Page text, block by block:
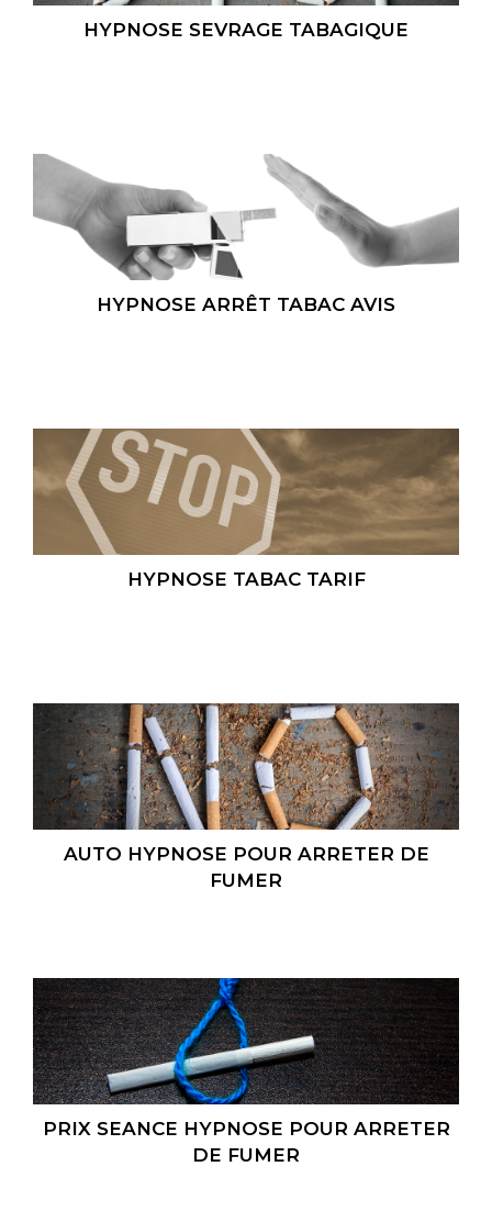
HYPNOSE SEVRAGE TABAGIQUE
HYPNOSE ARRÊT TABAC AVIS
HYPNOSE TABAC TARIF
AUTO HYPNOSE POUR ARRETER DE
FUMER
PRIX SEANCE HYPNOSE POUR ARRETER
DE FUMER